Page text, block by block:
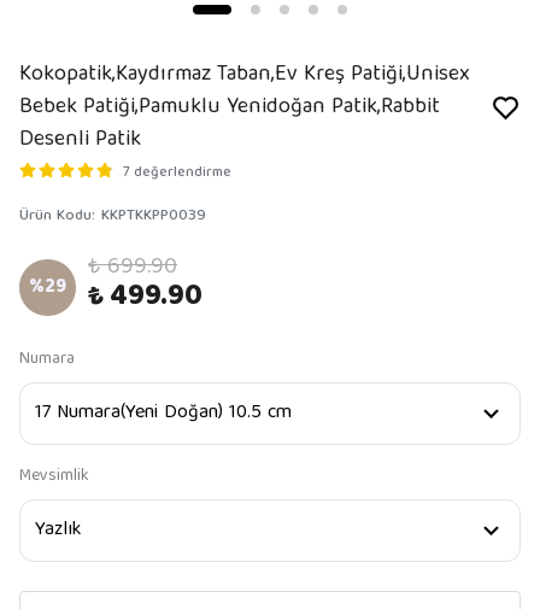
Kokopatik,Kaydırmaz Taban,Ev Kreş Patiği,Unisex
Bebek Patiği,Pamuklu Yenidoğan Patik,Rabbit
Desenli Patik
7 değerlendirme
Ürün Kodu: KKPTKKPP0039
%29 ₺ 699.90
₺ 499.90
Numara
Mevsimlik